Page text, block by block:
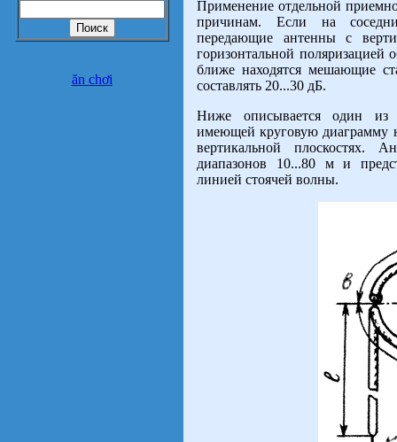
ăn chơi
Применение отдельной
причинам. Если на
передающие антенны с
горизонтальной поляризацией
ближе находятся мешающие
составлять 20...30 дБ.
Ниже описывается один из
имеющей круговую диаграмму
вертикальной плоскостях.
диапазонов 10...80 м и
линией стоячей волны.